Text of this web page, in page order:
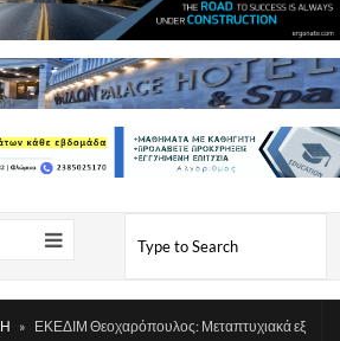
» ΕΚΕΔΙΜ Θεοχαρόπουλος: Μεταπτυχιακά εξ